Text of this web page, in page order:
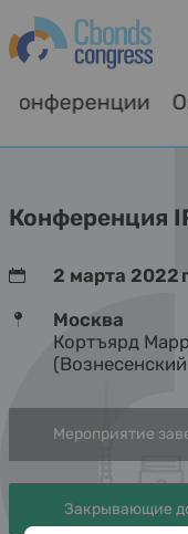
Конференции
Конференция
2 марта 2022
Москва
Кортъярд
Мероприятие
Закрывающие